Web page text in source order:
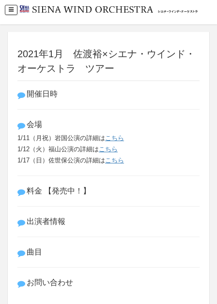
2021年1月 佐渡裕×シエナ・ウインド・
オーケストラ ツアー
開催日時
会場
1/11（月祝）岩国公演の詳細はこちら
1/12（火）福山公演の詳細はこちら
1/17（日）佐世保公演の詳細はこちら
料金 【発売中！】
出演者情報
曲目
お問い合わせ